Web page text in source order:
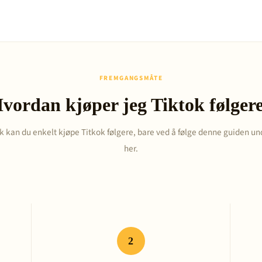
FREMGANGSMÅTE
kjøper jeg Tiktok
kan du enkelt kjøpe Titkok følgere, bare ved å følge denne guiden
her.
2